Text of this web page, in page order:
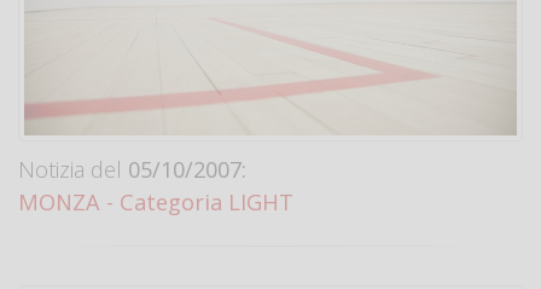
Notizia del 05/10/2007:
MONZA - Categoria LIGHT